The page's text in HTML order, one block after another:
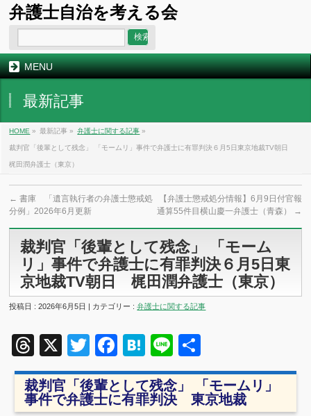
弁護士自治を考える会
MENU
最新記事
HOME » 最新記事 » 弁護士に関する記事 »
裁判官「後輩として残念」 「モームリ」事件で弁護士に有罪判決６月5日東京地裁TV朝日
梶田潤弁護士（東京）
← 書庫 「遺言執行者の弁護士懲戒処
分例」2026年6月更新
【弁護士懲戒処分情報】6月9日付官報
通算55件目横山慶一弁護士（青森）
→
裁判官「後輩として残念」 「モーム
リ」事件で弁護士に有罪判決６月5日東
京地裁TV朝日 梶田潤弁護士（東京）
投稿日 : 2026年6月5日 | カテゴリー :弁護士に関する記事
Threads
X TwitterFacebook
Hatena
Line
有
裁判官「後輩として残念」 「モームリ」
事件で弁護士に有罪判決 東京地裁